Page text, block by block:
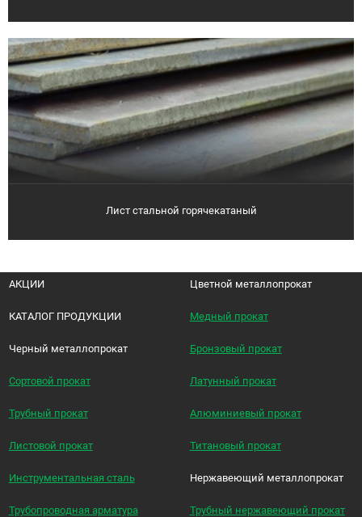
Лист стальной горячекатаный
АКЦИИ
КАТАЛОГ ПРОДУКЦИИ
Черный металлопрокат
Сортовой прокат
Трубный прокат
Листовой прокат
Инструментальная сталь
Трубопроводная арматура
Цветной металлопрокат
Медный прокат
Бронзовый прокат
Латунный прокат
Алюминиевый прокат
Титановый прокат
Нержавеющий металлопрокат
Трубный нержавеющий прокат